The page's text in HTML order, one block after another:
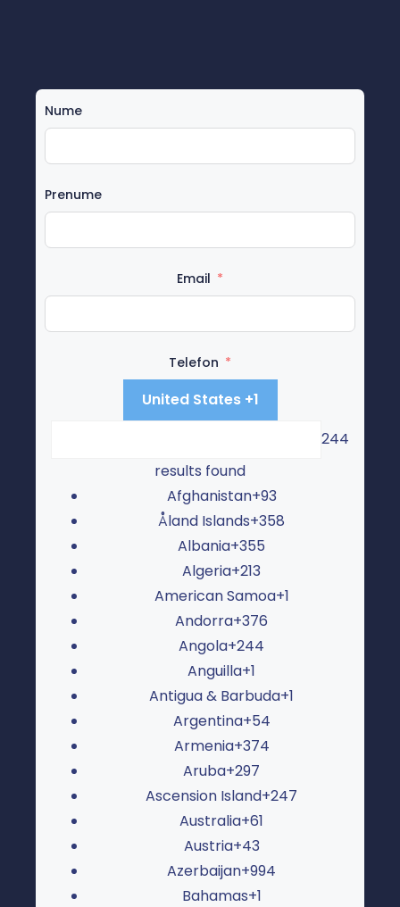
Nume
Prenume
Email
Telefon
United States +1
244
results found
Afghanistan+93
Åland Islands+358
Albania+355
Algeria+213
American Samoa+1
Andorra+376
Angola+244
Anguilla+1
Antigua & Barbuda+1
Argentina+54
Armenia+374
Aruba+297
Ascension Island+247
Australia+61
Austria+43
Azerbaijan+994
Bahamas+1